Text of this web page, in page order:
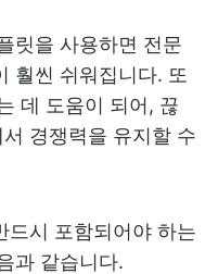
릿을 사용하면 전문
훨씬 쉬워집니다. 또
데 도움이 되어, 끊
경쟁력을 유지할 수
드시 포함되어야 하는
과 같습니다.